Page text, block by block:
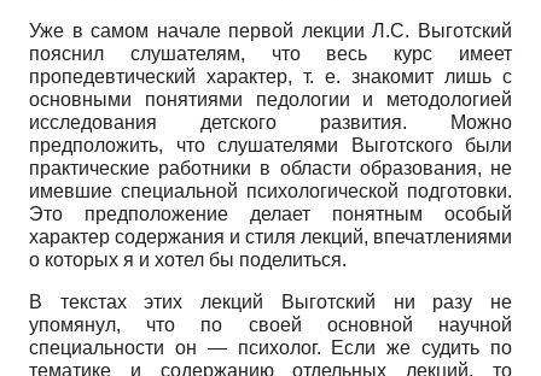
Уже в самом начале первой лекции Л.С. Выготский
пояснил слушателям, что весь курс имеет
пропедевтический характер, т. е. знакомит лишь с
основными понятиями педологии и методологией
исследования детского развития. Можно
предположить, что слушателями Выготского были
практические работники в области образования, не
имевшие специальной психологической подготовки.
Это предположение делает понятным особый
характер содержания и стиля лекций, впечатлениями
о которых я и хотел бы поделиться.
В текстах этих лекций Выготский ни разу не
упомянул, что по своей основной научной
специальности он — психолог. Если же судить по
тематике и содержанию отдельных лекций, то